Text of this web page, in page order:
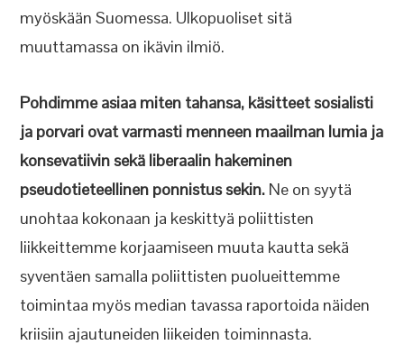
myöskään Suomessa. Ulkopuoliset sitä
muuttamassa on ikävin ilmiö.
Pohdimme asiaa miten tahansa, käsitteet sosialisti
ja porvari ovat varmasti menneen maailman lumia ja
konsevatiivin sekä liberaalin hakeminen
pseudotieteellinen ponnistus sekin. Ne on syytä
unohtaa kokonaan ja keskittyä poliittisten
liikkeittemme korjaamiseen muuta kautta sekä
syventäen samalla poliittisten puolueittemme
toimintaa myös median tavassa raportoida näiden
kriisiin ajautuneiden liikeiden toiminnasta.